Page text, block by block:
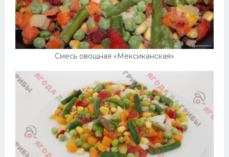
Смесь овощная «Мексиканская»